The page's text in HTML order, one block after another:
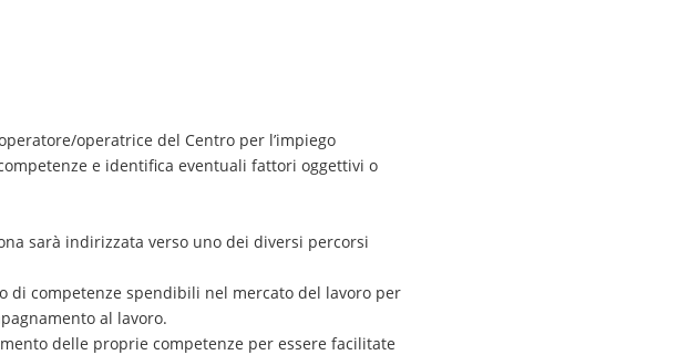
operatrice del Centro per l’impiego
e identifica eventuali fattori oggettivi o
sarà indirizzata verso uno dei diversi percorsi
di competenze spendibili nel mercato del lavoro per
al lavoro.
delle proprie competenze per essere facilitate